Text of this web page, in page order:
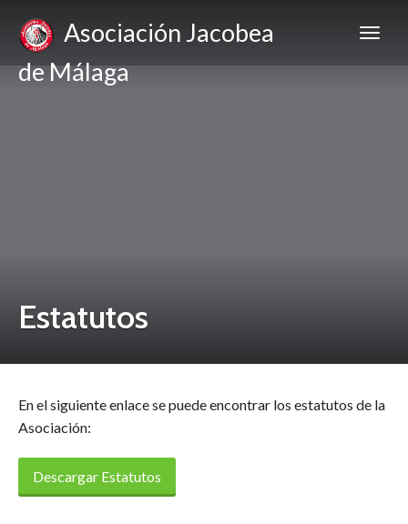
Asociación Jacobea
de Málaga
Estatutos
En el siguiente enlace se puede encontrar los estatutos de la
Asociación:
Descargar Estatutos